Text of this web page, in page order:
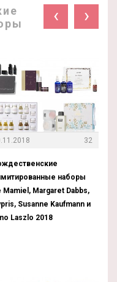
‹ ›
32
наборы
Mamiel, Margaret Dabbs,
Susanne Kaufmann и
Laszlo 2018